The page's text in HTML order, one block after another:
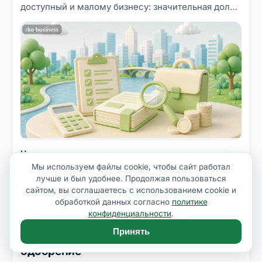
доступный и малому бизнесу: значительная доля
закупок по закону резервируется за небольшими
компаниями. Но вход туда обставлен
формальностями — электронная подпись,
спецсчёт, обеспечение заявки, банковская
гарантия, жёсткие сроки. Тендерное
сопровождение снимает эту рутину с
предпринимателя. Разбираем, что входит в
услугу, сколько она стоит и когда выгоднее
разобраться самому.
Читать статью
rko.business
Кредиты и финансирование·8 июля 2026
Кредит для самозанятых в 2026: как
подтвердить доход и получить
одобрение
Мы используем файлы cookie, чтобы сайт работал
лучше и был удобнее. Продолжая пользоваться
сайтом, вы соглашаетесь с использованием cookie и
обработкой данных согласно политике
конфиденциальности.
Принять